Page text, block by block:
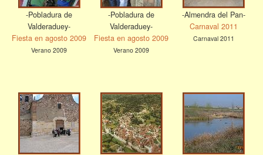
-Pobladura de
Valderaduey-
Fiesta en agosto 2009
Verano 2009
-Pobladura de
Valderaduey-
Fiesta en agosto 2009
Verano 2009
-Almendra del Pan-
Carnaval 2011
Carnaval 2011